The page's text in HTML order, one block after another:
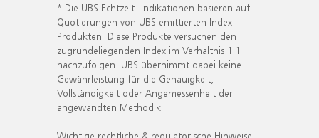
* Die UBS Echtzeit- Indikationen basieren auf
Quotierungen von UBS emittierten Index-
Produkten. Diese Produkte versuchen den
zugrundeliegenden Index im Verhältnis 1:1
nachzufolgen. UBS übernimmt dabei keine
Gewährleistung für die Genauigkeit,
Vollständigkeit oder Angemessenheit der
angewandten Methodik.